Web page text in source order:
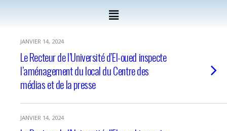
JANVIER 14, 2024
Le Recteur de l’Université d’El-oued inspecte
l’aménagement du local du Centre des
médias et de la presse
JANVIER 14, 2024